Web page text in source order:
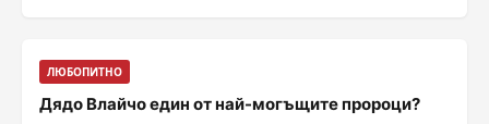
ЛЮБОПИТНО
Дядо Влайчо един от най-могъщите пророци?